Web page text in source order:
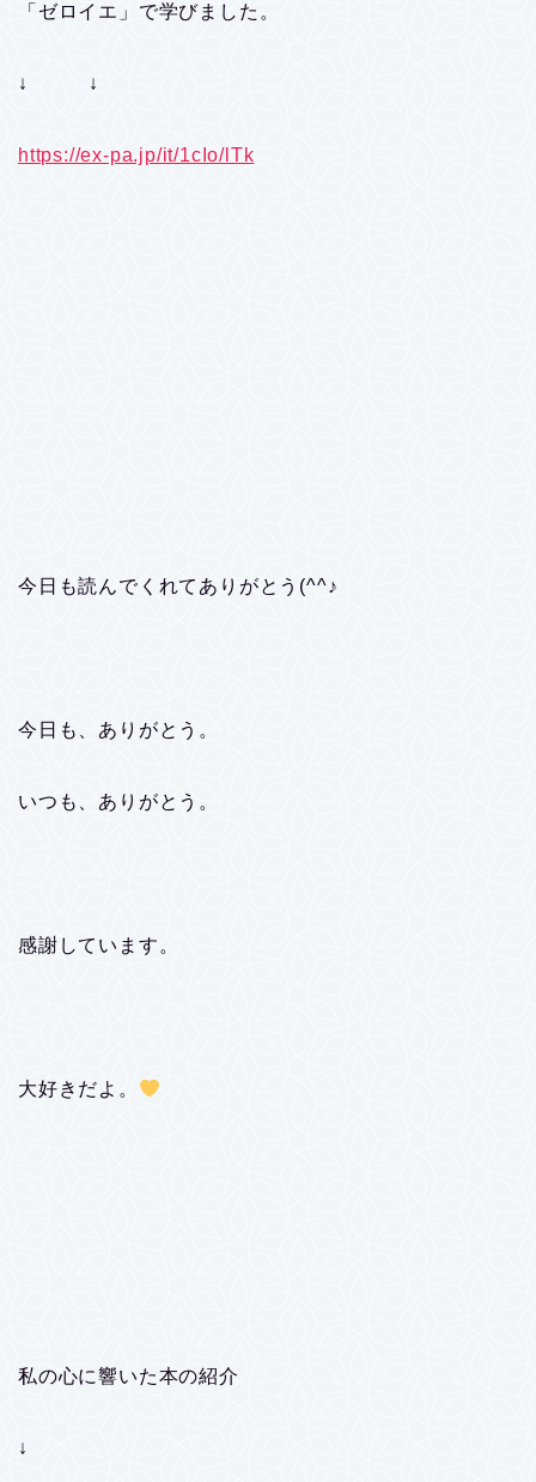
「ゼロイエ」で学びました。
↓ ↓
https://ex-pa.jp/it/1cIo/lTk
今日も読んでくれてありがとう(^^♪
今日も、ありがとう。
いつも、ありがとう。
感謝しています。
大好きだよ。
私の心に響いた本の紹介
↓